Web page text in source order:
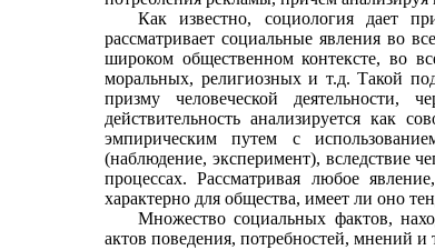
Как известно, социология дает
рассматривает социальные явления во
широком общественном контексте, во
моральных, религиозных и т.д. Такой
призму че­ловеческой деятельности,
действительность анализируется как
эмпирическим путем с
(наблюдение, эксперимент), вследствие
процессах. Рассматривая любое
характерно для общества, имеет ли оно
Множество социальных фактов,
актов поведения, потребностей, мнений